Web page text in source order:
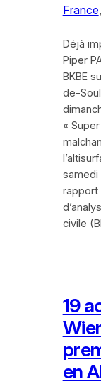
France,
Déjà
Piper
BKBE
de-
«
samedi
rapport
civile
19
en